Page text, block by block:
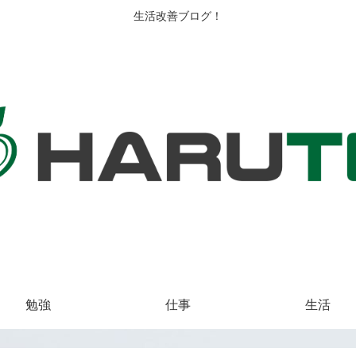
生活改善ブログ！
勉強 仕事 生活